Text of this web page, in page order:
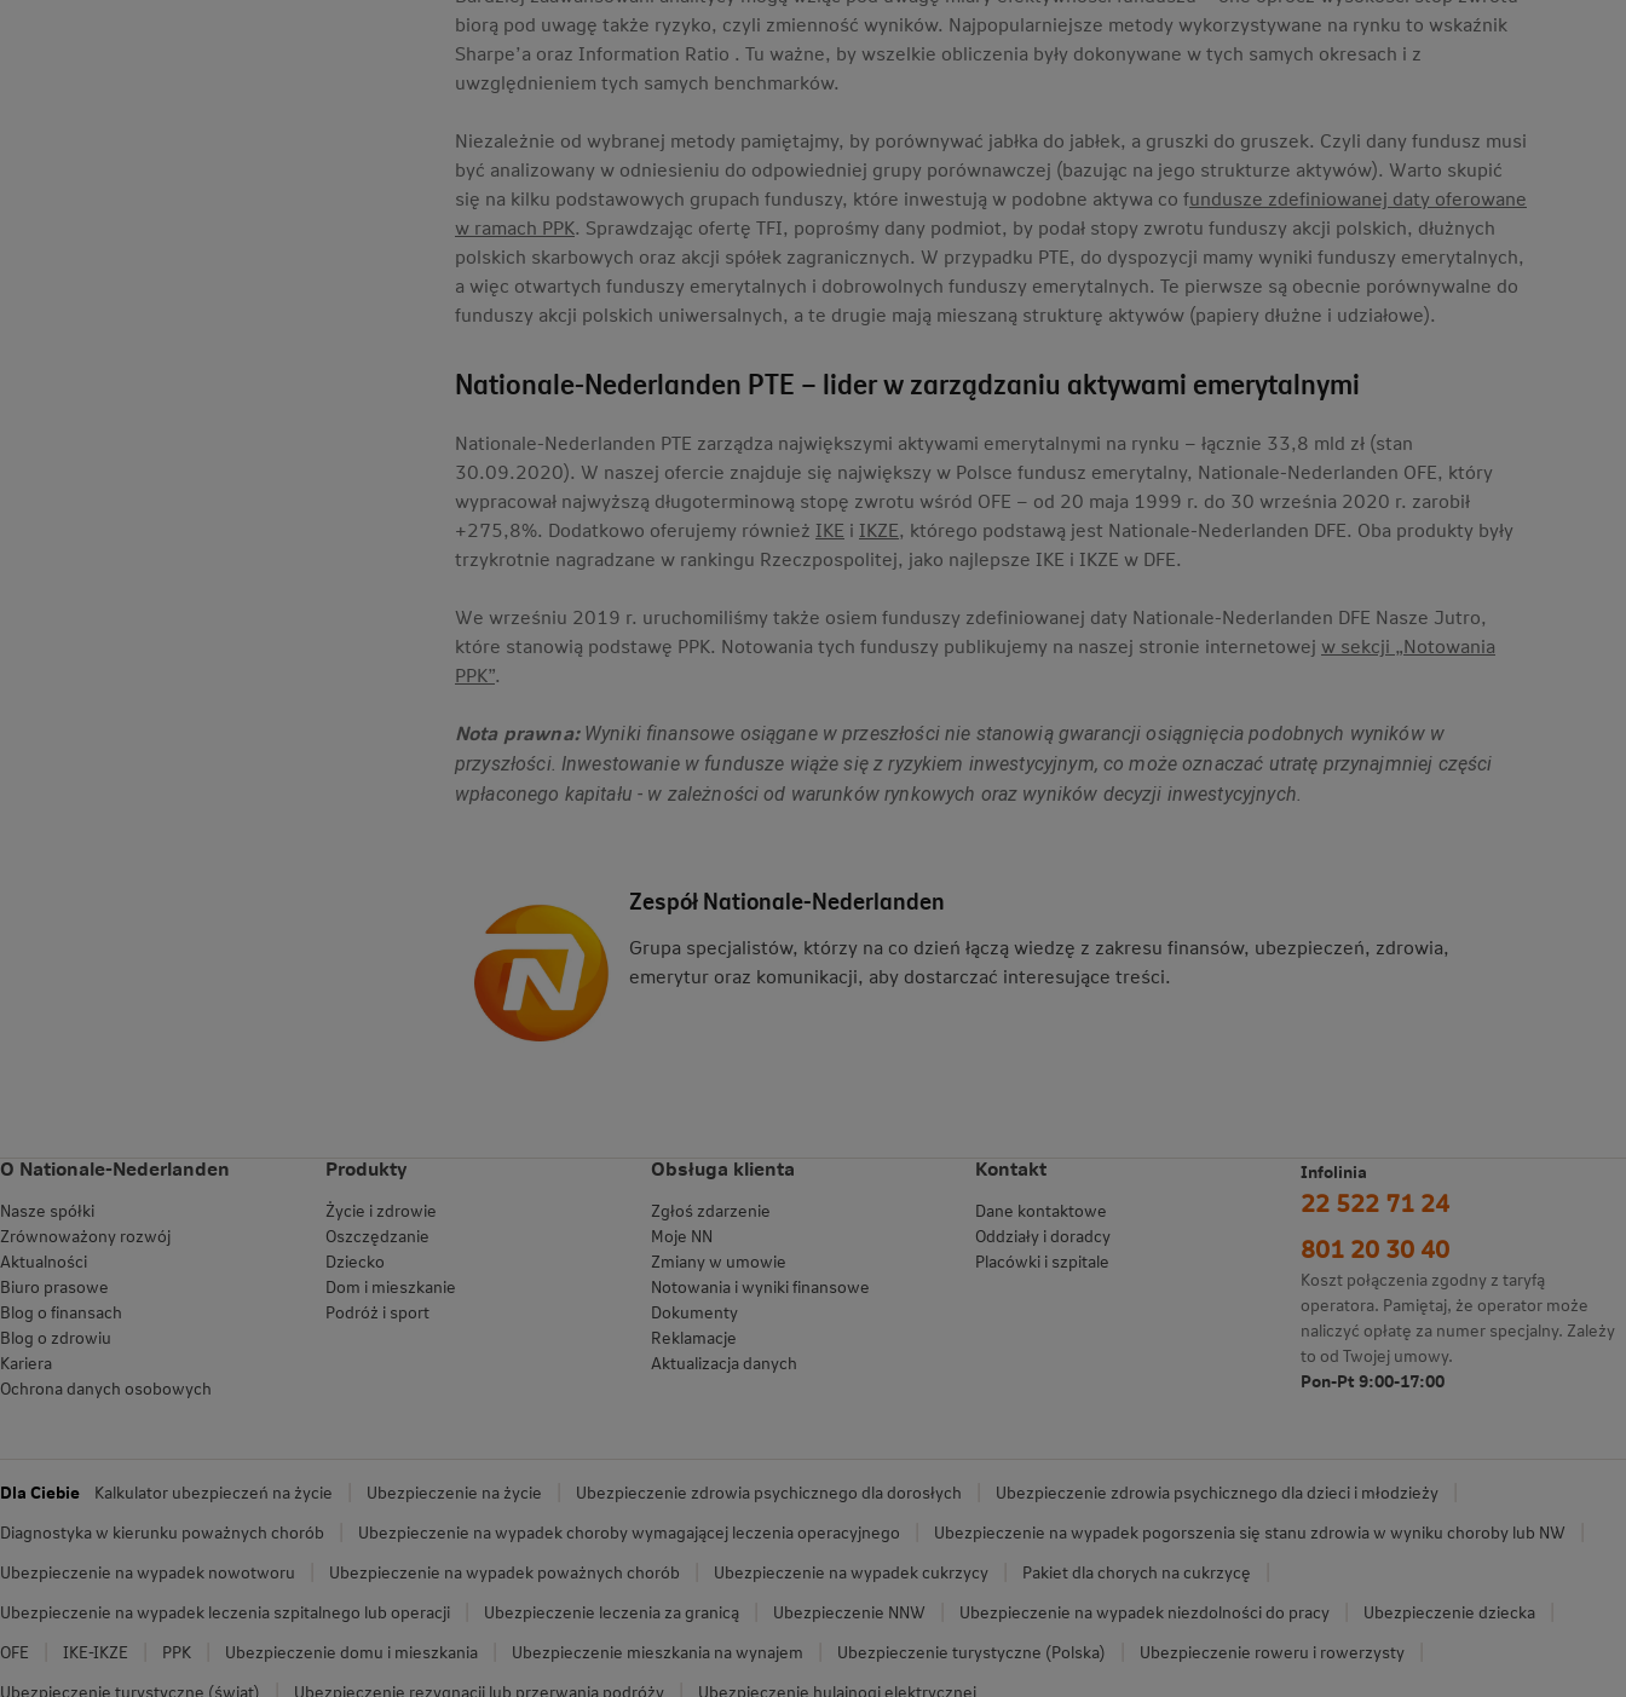
biorą pod uwagę także ryzyko, czyli zmienność wyników. Najpopularniejsze metody wykorzystywane na rynku to wskaźnik
Sharpe’a oraz Information Ratio . Tu ważne, by wszelkie obliczenia były dokonywane w tych samych okresach i z
uwzględnieniem tych samych benchmarków.
Niezależnie od wybranej metody pamiętajmy, by porównywać jabłka do jabłek, a gruszki do gruszek. Czyli dany fundusz musi
być analizowany w odniesieniu do odpowiedniej grupy porównawczej (bazując na jego strukturze aktywów). Warto skupić
się na kilku podstawowych grupach funduszy, które inwestują w podobne aktywa co fundusze zdefiniowanej daty oferowane
w ramach PPK. Sprawdzając ofertę TFI, poprośmy dany podmiot, by podał stopy zwrotu funduszy akcji polskich, dłużnych
polskich skarbowych oraz akcji spółek zagranicznych. W przypadku PTE, do dyspozycji mamy wyniki funduszy emerytalnych,
a więc otwartych funduszy emerytalnych i dobrowolnych funduszy emerytalnych. Te pierwsze są obecnie porównywalne do
funduszy akcji polskich uniwersalnych, a te drugie mają mieszaną strukturę aktywów (papiery dłużne i udziałowe).
Nationale-Nederlanden PTE – lider w zarządzaniu aktywami emerytalnymi
Nationale-Nederlanden PTE zarządza największymi aktywami emerytalnymi na rynku – łącznie 33,8 mld zł (stan
30.09.2020). W naszej ofercie znajduje się największy w Polsce fundusz emerytalny, Nationale-Nederlanden OFE, który
wypracował najwyższą długoterminową stopę zwrotu wśród OFE – od 20 maja 1999 r. do 30 września 2020 r. zarobił
+275,8%. Dodatkowo oferujemy również IKE i IKZE, którego podstawą jest Nationale-Nederlanden DFE. Oba produkty były
trzykrotnie nagradzane w rankingu Rzeczpospolitej, jako najlepsze IKE i IKZE w DFE.
We wrześniu 2019 r. uruchomiliśmy także osiem funduszy zdefiniowanej daty Nationale-Nederlanden DFE Nasze Jutro,
które stanowią podstawę PPK. Notowania tych funduszy publikujemy na naszej stronie internetowej w sekcji „Notowania
PPK”.
Nota prawna: Wyniki finansowe osiągane w przeszłości nie stanowią gwarancji osiągnięcia podobnych wyników w
przyszłości. Inwestowanie w fundusze wiąże się z ryzykiem inwestycyjnym, co może oznaczać utratę przynajmniej części
wpłaconego kapitału - w zależności od warunków rynkowych oraz wyników decyzji inwestycyjnych.
Zespół Nationale-Nederlanden
Grupa specjalistów, którzy na co dzień łączą wiedzę z zakresu finansów, ubezpieczeń, zdrowia,
emerytur oraz komunikacji, aby dostarczać interesujące treści.
O Nationale-Nederlanden
Nasze spółki
Zrównoważony rozwój
Aktualności
Biuro prasowe
Blog o finansach
Blog o zdrowiu
Kariera
Ochrona danych osobowych
Produkty
Życie i zdrowie
Oszczędzanie
Dziecko
Dom i mieszkanie
Podróż i sport
Obsługa klienta
Zgłoś zdarzenie
Moje NN
Zmiany w umowie
Notowania i wyniki finansowe
Dokumenty
Reklamacje
Aktualizacja danych
Kontakt
Dane kontaktowe
Oddziały i doradcy
Placówki i szpitale
Infolinia
22 522 71 24
801 20 30 40
Koszt połączenia zgodny z taryfą
operatora. Pamiętaj, że operator może
naliczyć opłatę za numer specjalny. Zależy
to od Twojej umowy.
Pon-Pt 9:00-17:00
Dla Ciebie Kalkulator ubezpieczeń na życie Ubezpieczenie na życie Ubezpieczenie zdrowia psychicznego dla dorosłych
Ubezpieczenie zdrowia psychicznego dla dzieci i młodzieży
Diagnostyka w kierunku poważnych chorób
Ubezpieczenie na wypadek choroby wymagającej leczenia operacyjnego
Ubezpieczenie na wypadek pogorszenia się stanu zdrowia w wyniku choroby lub NW
Ubezpieczenie na wypadek nowotworu
Ubezpieczenie na wypadek poważnych chorób Ubezpieczenie na wypadek cukrzycy
Pakiet dla chorych na cukrzycę
Ubezpieczenie na wypadek leczenia szpitalnego lub operacji
Ubezpieczenie leczenia za granicą Ubezpieczenie NNW Ubezpieczenie na wypadek niezdolności do pracy
Ubezpieczenie dziecka
OFE
IKE-IKZE PPK Ubezpieczenie domu i mieszkania Ubezpieczenie mieszkania na wynajem Ubezpieczenie turystyczne (Polska)
Ubezpieczenie roweru i rowerzysty
Ubezpieczenie turystyczne (świat)
Ubezpieczenie rezygnacji lub przerwania podróży Ubezpieczenie hulajnogi elektrycznej